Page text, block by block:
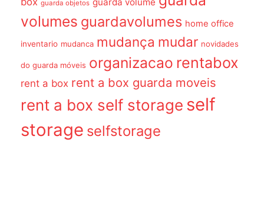
guarda objetos
volumes guardavolumes home office
inventario mudanca mudança mudar novidades
do guarda móveis organizacao rentabox
rent a box rent a box guarda moveis
rent a box self storage self
storage selfstorage